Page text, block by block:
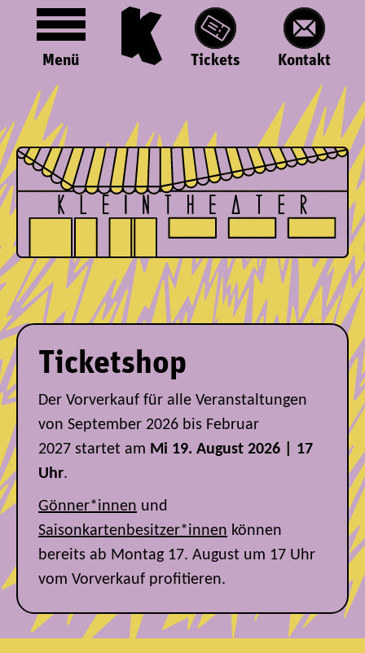
Menü Tickets Kontakt
Ticketshop
Der Vorverkauf für alle Veranstaltungen
von September 2026 bis Februar
2027 startet am Mi 19. August 2026 | 17
Uhr.
Gönner*innen und
Saisonkartenbesitzer*innen können
bereits ab Montag 17. August um 17 Uhr
vom Vorverkauf profitieren.